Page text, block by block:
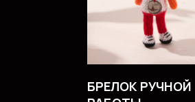
БРЕЛОК РУЧНОЙ